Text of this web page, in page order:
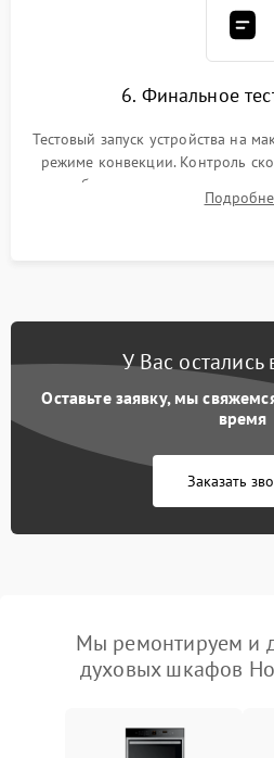
6. Финальное
Тестовый запуск устройства на
режиме конвекции. Контроль
срабатывания термостата
температуры и тест на
У Вас
Оставьте заявку, мы
время
Заказать
Мы ремонтируем и
духовых шкафов